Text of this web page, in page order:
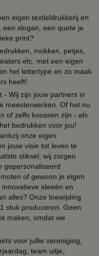
eigen textieldrukkerij en
slogan, een quote je
print?
mokken, petjes,
etc. met een eigen
het lettertype en zo maak
heeft!
- Wij zijn jouw partners in
meesterwerken. Of het nu
of zelfs koussen zijn - als
bedrukken voor jou!
onze eigen
jouw visie tot leven te
stiksel, wij zorgen
gepersonaliseerd
of gewoon je eigen
ideeën en
alles? Onze toewijding
stuk produceren. Geen
maken, omdat we
voor jullie vereniging,
team uitje,